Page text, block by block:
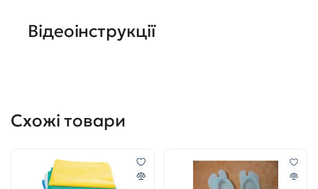
Відеоінструкції
Схожі товари